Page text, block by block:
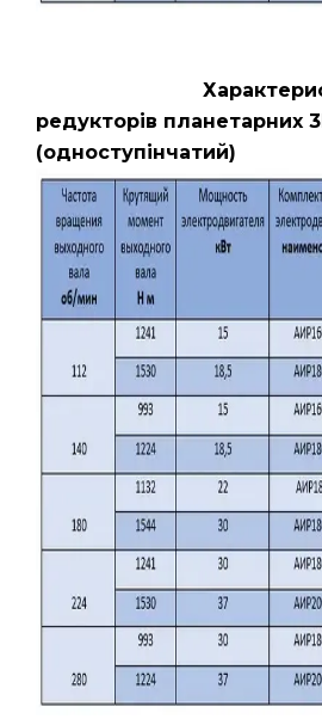
редукторів планетарних
(одноступінчатий)